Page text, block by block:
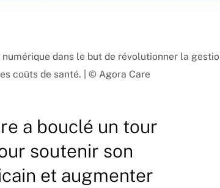
dans le but de révolutionner la
coûts de santé. | © Agora Care
a bouclé un tour
soutenir son
et augmenter